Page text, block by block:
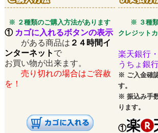
※ ２種類のご購入方法があります
※ ３種
クレジット
① カゴに入れるボタンの表示
がある商品は ２４時間イ
ンターネット で
お買い物が出来ます。
売り切れの場合はご容赦
を！
楽天銀行
うちょ銀
※ ご入金確
す。
※ 振込み手
ります。
①